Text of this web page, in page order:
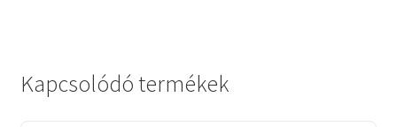
Kapcsolódó termékek